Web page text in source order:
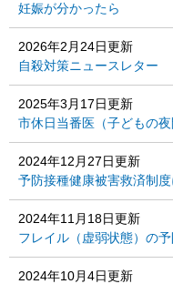
妊娠が分かったら
2026年2月24日更新
自殺対策ニュースレター
2025年3月17日更新
市休日当番医（子どもの
2024年12月27日更新
予防接種健康被害救済制
2024年11月18日更新
フレイル（虚弱状態）の
2024年10月4日更新